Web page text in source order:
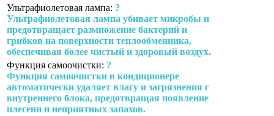
Ультрафиолетовая лампа: ?
Ультрафиолетовая лампа убивает микробы и
предотвращает размножение бактерий и
грибков на поверхности теплообменника,
обеспечивая более чистый и здоровый воздух.
Функция самоочистки: ?
Функция самоочистки в кондиционере
автоматически удаляет влагу и загрязнения с
внутреннего блока, предотвращая появление
плесени и неприятных запахов.